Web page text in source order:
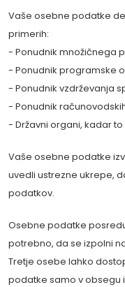
Vaše osebne podatke
primerih:
- Ponudnik množičnega
- Ponudnik programske
- Ponudnik vzdrževanja
- Ponudnik
- Državni organi, kadar
Vaše osebne podatke
uvedli ustrezne ukrepe,
podatkov.
Osebne podatke
potrebno, da se izpolni
Tretje osebe lahko
podatke samo v obsegu